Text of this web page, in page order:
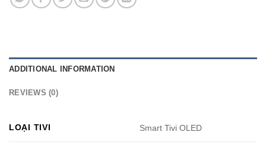
ADDITIONAL INFORMATION
REVIEWS (0)
LOẠI TIVI Smart Tivi OLED